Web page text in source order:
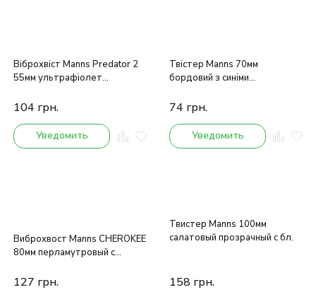
Віброхвіст Manns Predator 2
55мм ультрафіолет
104 грн.
Уведомить
Твістер Manns 70мм
бордовий з синіми
74 грн.
Уведомить
Виброхвост Manns CHEROKEE
80мм перламутровый с
127 грн.
Твистер Manns 100мм
салатовый прозрачный с бл.
158 грн.